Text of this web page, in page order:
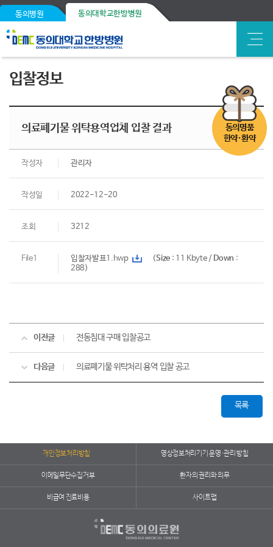
동의병원 동의대학교한방병원
동의명품
한약·환약
입찰정보
의료폐기물 위탁용역업체 입찰 결과
작성자 관리자
작성일 2022-12-20
조회 3212
File1 입찰자발표1.hwp (Size: 11 Kbyte / Down :
288)
이전글 전동침대 구매 입찰공고
다음글 의료폐기물 위탁처리 용역 입찰 공고
목록
개인정보처리방침 영상정보처리기기 운영·관리 방침
이메일무단수집거부 환자의 권리와 의무
비급여 진료비용 사이트맵